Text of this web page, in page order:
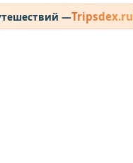
—Tripsdex.ru